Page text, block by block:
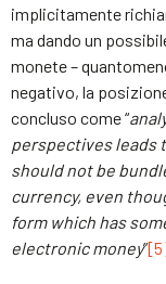
implicitamente
ma dando un
monete –
negativo, la
concluso come “
perspectives leads
should not be
currency, even
form which has
electronic money”